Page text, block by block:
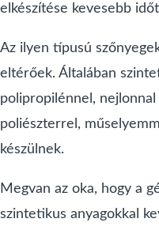
elkészítése kevesebb
Az ilyen típusú
eltérőek. Általában
polipropilénnel, nejlonnal
poliészterrel,
készülnek.
Megvan az oka, hogy a
szintetikus anyagokkal